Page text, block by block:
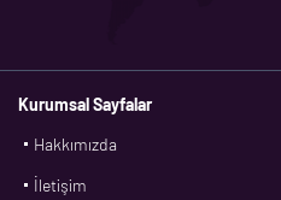
Kurumsal Sayfalar
Hakkımızda
İletişim